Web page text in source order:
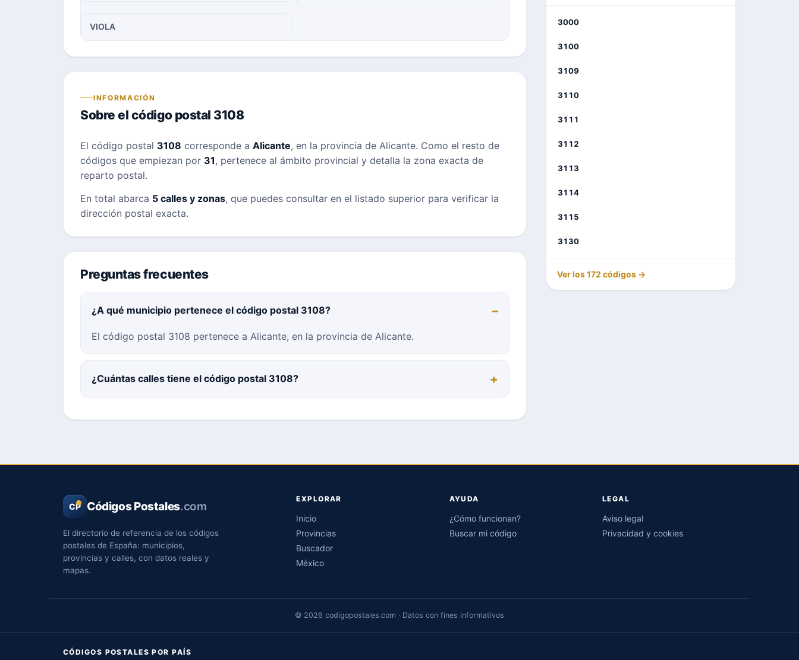
VIOLA
INFORMACIÓN
Sobre el código postal 3108
El código postal 3108 corresponde a Alicante, en la provincia de Alicante. Como el resto de
códigos que empiezan por 31, pertenece al ámbito provincial y detalla la zona exacta de
reparto postal.
En total abarca 5 calles y zonas, que puedes consultar en el listado superior para verificar la
dirección postal exacta.
Preguntas frecuentes
¿A qué municipio pertenece el código postal 3108?
El código postal 3108 pertenece a Alicante, en la provincia de Alicante.
¿Cuántas calles tiene el código postal 3108?
3000
3100
3109
3110
3111
3112
3113
3114
3115
3130
Ver los 172 códigos →
CP Códigos Postales.com
El directorio de referencia de los códigos
postales de España: municipios,
provincias y calles, con datos reales y
mapas.
EXPLORAR
Inicio
Provincias
Buscador
México
AYUDA
¿Cómo funcionan?
Buscar mi código
LEGAL
Aviso legal
Privacidad y cookies
© 2026 codigopostales.com · Datos con fines informativos
CÓDIGOS POSTALES POR PAÍS